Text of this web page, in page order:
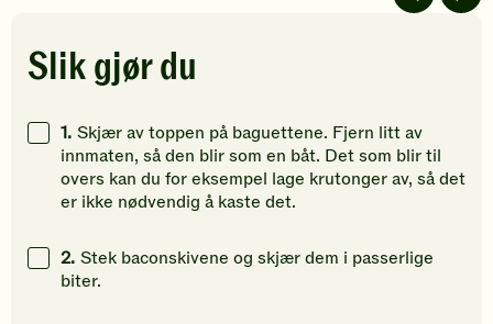
stjerner.
Klikk
å
gi
vurdering.
å
gi
din
vurdering.
av
gi
din
Slik gjør du
1. Skjær av toppen på baguettene. Fjern litt av
innmaten, så den blir som en båt. Det som blir til
overs kan du for eksempel lage krutonger av, så det
er ikke nødvendig å kaste det.
2. Stek baconskivene og skjær dem i passerlige
biter.